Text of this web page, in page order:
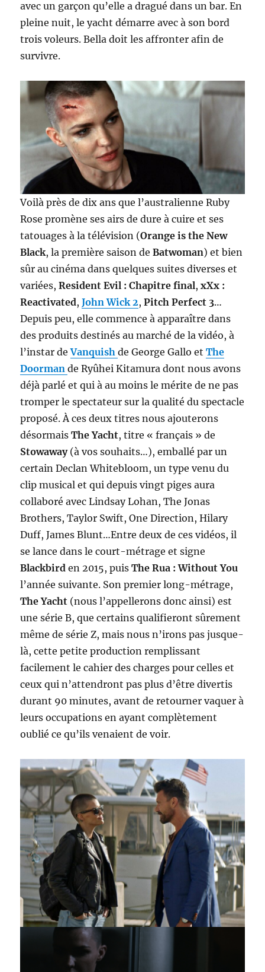
avec un garçon qu’elle a dragué dans un bar. En
pleine nuit, le yacht démarre avec à son bord
trois voleurs. Bella doit les affronter afin de
survivre.
Voilà près de dix ans que l’australienne Ruby
Rose promène ses airs de dure à cuire et ses
tatouages à la télévision (Orange is the New
Black, la première saison deBatwoman) et bien
sûr au cinéma dans quelques suites diverses et
variées,Resident Evil : Chapitre final,xXx :
Reactivated,John Wick 2,Pitch Perfect 3…
Depuis peu, elle commence à apparaître dans
des produits destinés au marché de la vidéo, à
l’instar deVanquish de George Gallo etThe
Doormande Ryûhei Kitamura dont nous avons
déjà parlé et qui à au moins le mérite de ne pas
tromper le spectateur sur la qualité du spectacle
proposé. À ces deux titres nous ajouterons
désormaisThe Yacht, titre « français » de
Stowaway(à vos souhaits…), emballé par un
certain Declan Whitebloom, un type venu du
clip musical et qui depuis vingt piges aura
collaboré avec Lindsay Lohan, The Jonas
Brothers, Taylor Swift, One Direction, Hilary
Duff, James Blunt…Entre deux de ces vidéos, il
se lance dans le court-métrage et signe
Blackbird en 2015, puisThe Rua : Without You
l’année suivante. Son premier long-métrage,
The Yacht (nous l’appellerons donc ainsi) est
une série B, que certains qualifieront sûrement
même de série Z, mais nous n’irons pas jusque-
là, cette petite production remplissant
facilement le cahier des charges pour celles et
ceux qui n’attendront pas plus d’être divertis
durant 90 minutes, avant de retourner vaquer à
leurs occupations en ayant complètement
oublié ce qu’ils venaient de voir.